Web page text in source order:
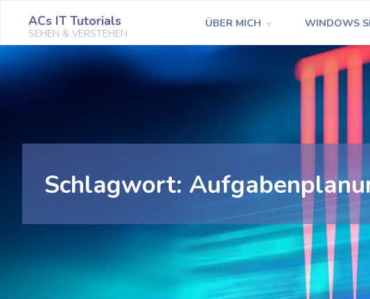
springen
ACs IT Tutorials
SEHEN & VERSTEHEN
ÜBER MICH WINDOWS
Schlagwort: